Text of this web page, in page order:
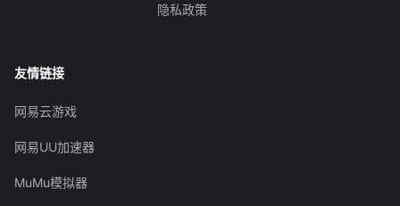
隐私政策
友情链接
网易云游戏
网易UU加速器
MuMu模拟器